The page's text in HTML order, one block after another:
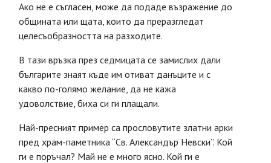
Ако не е съгласен, може да подаде възражение до
общината или щата, които да преразгледат
целесъобразността на разходите.
В тази връзка през седмицата се замислих дали
българите знаят къде им отиват данъците и с
какво по-голямо желание, да не кажа
удоволствие, биха си ги плащали.
Най-пресният пример са прословутите златни арки
пред храм-паметника “Св. Александър Невски”. Кой
ги е поръчал? Май не е много ясно. Кой ги е